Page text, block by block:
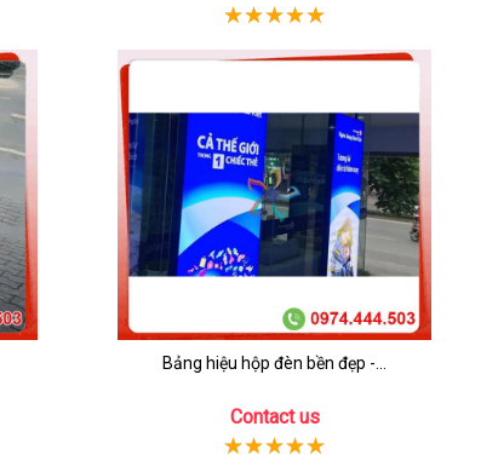
Bảng hiệu hộp đèn bền đẹp -...
Contact us